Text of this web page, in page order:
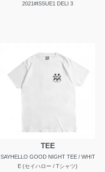
2021#ISSUE1 DELI 3
TEE
SAYHELLO GOOD NIGHT TEE / WHIT
E (セイハロー / Tシャツ)